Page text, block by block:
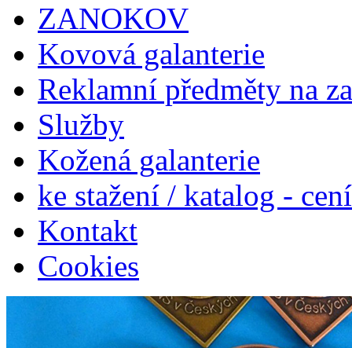
ZANOKOV
Kovová galanterie
Reklamní předměty na
Služby
Kožená galanterie
ke stažení / katalog -
Kontakt
Cookies